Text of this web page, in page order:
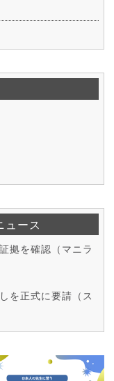
ュース
拠を確認（マニラ
を正式に要請（ス